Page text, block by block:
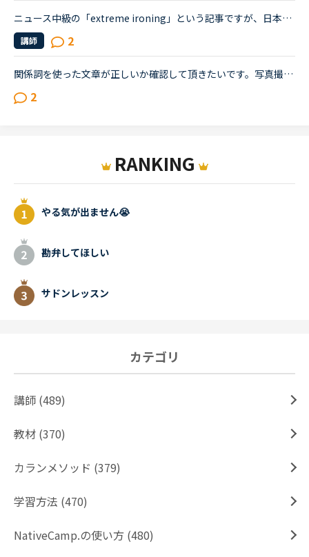
ニュース中級の「extreme ironing」という記事ですが、日本語で読んでも訳のわからない記事で、これでは聞き取れないなと思いました。A Brit once came home and found a pile of ironing. He decided to make th...
講師 2
関係詞を使った文章が正しいか確認して頂きたいです。写真撮影が禁止されている場所で写真を撮っている人もいる。Some people take pictures at the place where taking pictures is prohibited. Some people tak...
2
RANKING
やる気が出ません😭
勘弁してほしい
サドンレッスン
カテゴリ
講師 (489)
教材 (370)
カランメソッド (379)
学習方法 (470)
NativeCamp.の使い方 (480)